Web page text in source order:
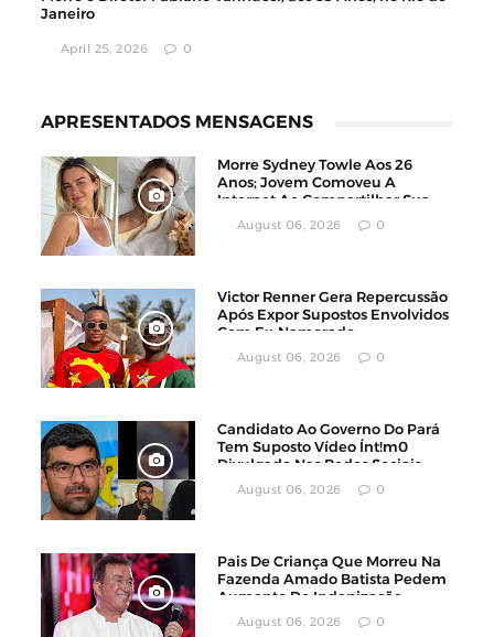
Janeiro
April 25, 2026 0
APRESENTADOS MENSAGENS
Morre Sydney Towle Aos 26
Anos; Jovem Comoveu A
Internet Ao Compartilhar Sua
Luta Contra O Câncer
August 06, 2026 0
Victor Renner Gera Repercussão
Após Expor Supostos Envolvidos
Com Ex-Namorado
August 06, 2026 0
Candidato Ao Governo Do Pará
Tem Suposto Vídeo Ínt!m0
Divulgado Nas Redes Sociais
August 06, 2026 0
Pais De Criança Que Morreu Na
Fazenda Amado Batista Pedem
Aumento De Indenização
August 06, 2026 0